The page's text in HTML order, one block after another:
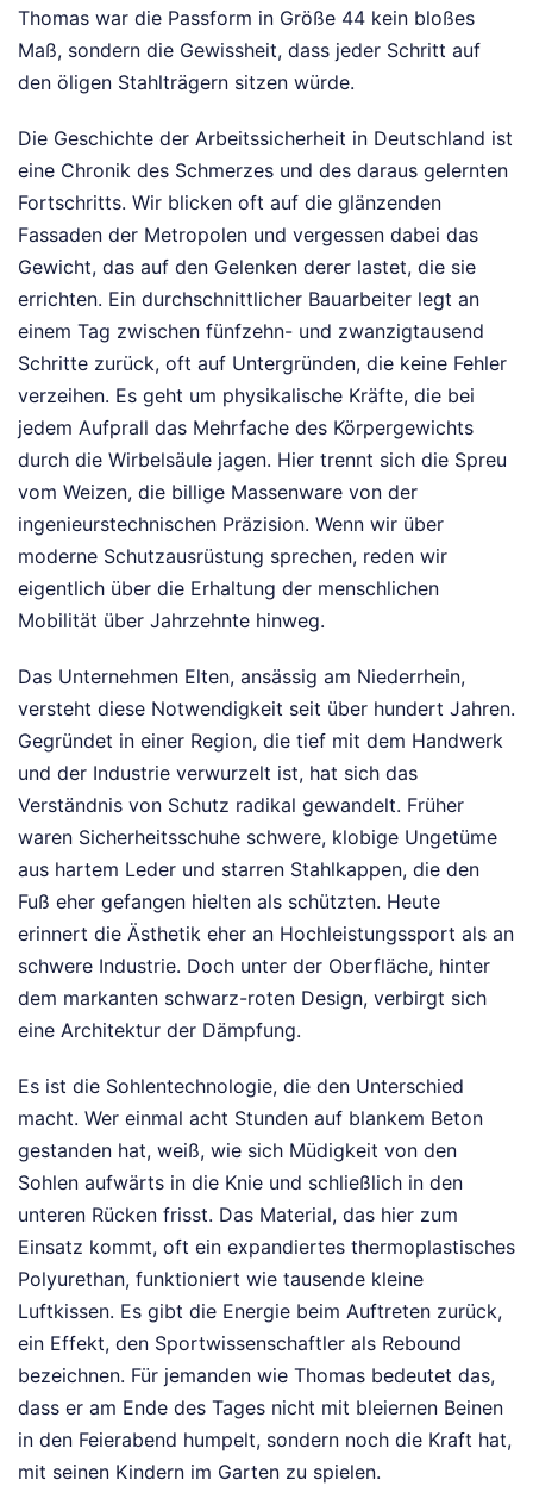
Thomas war die Passform in Größe 44 kein bloßes
Maß, sondern die Gewissheit, dass jeder Schritt auf
den öligen Stahlträgern sitzen würde.
Die Geschichte der Arbeitssicherheit in Deutschland ist
eine Chronik des Schmerzes und des daraus gelernten
Fortschritts. Wir blicken oft auf die glänzenden
Fassaden der Metropolen und vergessen dabei das
Gewicht, das auf den Gelenken derer lastet, die sie
errichten. Ein durchschnittlicher Bauarbeiter legt an
einem Tag zwischen fünfzehn- und zwanzigtausend
Schritte zurück, oft auf Untergründen, die keine Fehler
verzeihen. Es geht um physikalische Kräfte, die bei
jedem Aufprall das Mehrfache des Körpergewichts
durch die Wirbelsäule jagen. Hier trennt sich die Spreu
vom Weizen, die billige Massenware von der
ingenieurstechnischen Präzision. Wenn wir über
moderne Schutzausrüstung sprechen, reden wir
eigentlich über die Erhaltung der menschlichen
Mobilität über Jahrzehnte hinweg.
Das Unternehmen Elten, ansässig am Niederrhein,
versteht diese Notwendigkeit seit über hundert Jahren.
Gegründet in einer Region, die tief mit dem Handwerk
und der Industrie verwurzelt ist, hat sich das
Verständnis von Schutz radikal gewandelt. Früher
waren Sicherheitsschuhe schwere, klobige Ungetüme
aus hartem Leder und starren Stahlkappen, die den
Fuß eher gefangen hielten als schützten. Heute
erinnert die Ästhetik eher an Hochleistungssport als an
schwere Industrie. Doch unter der Oberfläche, hinter
dem markanten schwarz-roten Design, verbirgt sich
eine Architektur der Dämpfung.
Es ist die Sohlentechnologie, die den Unterschied
macht. Wer einmal acht Stunden auf blankem Beton
gestanden hat, weiß, wie sich Müdigkeit von den
Sohlen aufwärts in die Knie und schließlich in den
unteren Rücken frisst. Das Material, das hier zum
Einsatz kommt, oft ein expandiertes thermoplastisches
Polyurethan, funktioniert wie tausende kleine
Luftkissen. Es gibt die Energie beim Auftreten zurück,
ein Effekt, den Sportwissenschaftler als Rebound
bezeichnen. Für jemanden wie Thomas bedeutet das,
dass er am Ende des Tages nicht mit bleiernen Beinen
in den Feierabend humpelt, sondern noch die Kraft hat,
mit seinen Kindern im Garten zu spielen.